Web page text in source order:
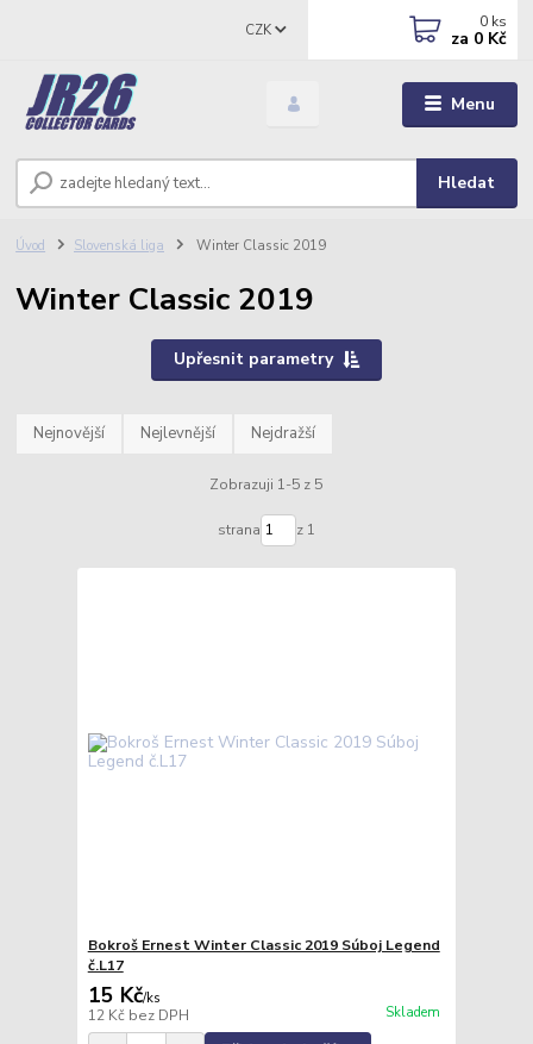
Menu
CZK
Hledat
0 ks
za 0 Kč
Úvod Slovenská liga Winter Classic 2019
Winter Classic 2019
Upřesnit parametry
Nejnovější Nejlevnější Nejdražší
Zobrazuji 1-5 z 5
strana z 1
Bokroš Ernest Winter Classic 2019 Súboj Legend
č.L17
15 Kč/ks
12 Kč bez DPH Skladem